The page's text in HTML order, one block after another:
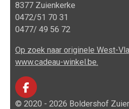
8377 Zuienkerke
0472/51 70 31
0477/ 49 56 72
Op zoek naar originele West-
www.cadeau-winkel.be.
F
a
© 2020 - 2026 Boldershof